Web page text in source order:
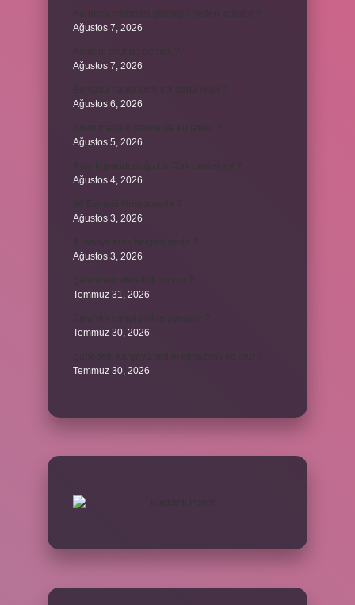
Ağustos 7, 2026
Ağustos 7, 2026
Ağustos 6, 2026
Ağustos 5, 2026
Ağustos 4, 2026
Ağustos 3, 2026
Ağustos 3, 2026
Temmuz 31, 2026
Temmuz 30, 2026
Temmuz 30, 2026